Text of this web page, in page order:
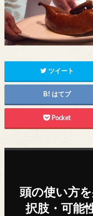
ツイート
はてブ
Pocket
頭の使い方
択肢・可能